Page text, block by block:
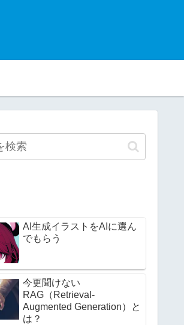
AI生成イラストをAIに選ん
でもらう
今更聞けない
RAG（Retrieval-
Augmented Generation）と
は？